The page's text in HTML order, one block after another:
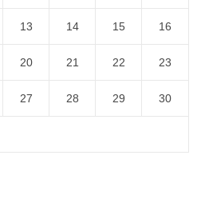
13 14 15 16
20 21 22 23
27 28 29 30